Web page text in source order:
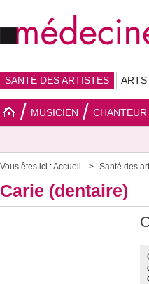
SANTÉ DES ARTISTES
MUSICIEN CHANTEUR
Vous êtes ici :Accueil Santé des
Carie (dentaire)